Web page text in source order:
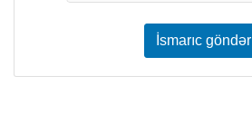
İsmarıc göndər